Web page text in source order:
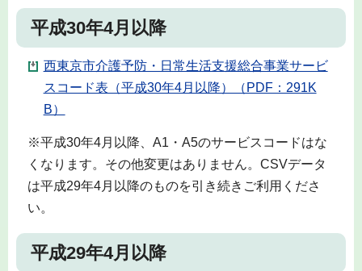
平成30年4月以降
西東京市介護予防・日常生活支援総合事業サービ
スコード表（平成30年4月以降）（PDF：291K
B）
※平成30年4月以降、A1・A5のサービスコードはな
くなります。その他変更はありません。CSVデータ
は平成29年4月以降のものを引き続きご利用くださ
い。
平成29年4月以降